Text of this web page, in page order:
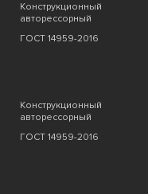
Конструкционный
авторессорный
ГОСТ 14959-2016
Конструкционный
авторессорный
ГОСТ 14959-2016